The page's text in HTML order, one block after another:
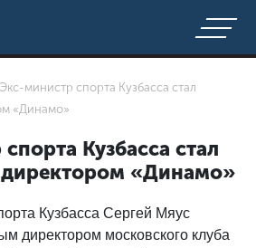
Экс-министр спорта Кузбасса стал
«Динамо»
Кузбасса стал
«Динамо»
Кузбасса Сергей Мяус
директором московского клуба